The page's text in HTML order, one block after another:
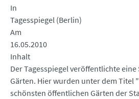
In
Tagesspiegel (Berlin)
Am
16.05.2010
Inhalt
Der Tagesspiegel veröffentlichte eine
Gärten. Hier wurden unter dem Titel
schönsten öffentlichen Gärten der